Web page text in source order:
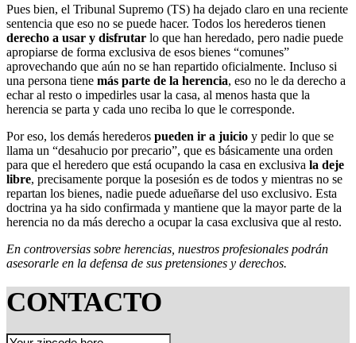
Pues bien, el Tribunal Supremo (TS) ha dejado claro en una reciente
sentencia que eso no se puede hacer. Todos los herederos tienen
derecho a usar y disfrutar lo que han heredado, pero nadie puede
apropiarse de forma exclusiva de esos bienes “comunes”
aprovechando que aún no se han repartido oficialmente. Incluso si
una persona tiene más parte de la herencia, eso no le da derecho a
echar al resto o impedirles usar la casa, al menos hasta que la
herencia se parta y cada uno reciba lo que le corresponde.
Por eso, los demás herederos pueden ir a juicio y pedir lo que se
llama un “desahucio por precario”, que es básicamente una orden
para que el heredero que está ocupando la casa en exclusiva la deje
libre, precisamente porque la posesión es de todos y mientras no se
repartan los bienes, nadie puede adueñarse del uso exclusivo. Esta
doctrina ya ha sido confirmada y mantiene que la mayor parte de la
herencia no da más derecho a ocupar la casa exclusiva que al resto.
En controversias sobre herencias, nuestros profesionales podrán
asesorarle en la defensa de sus pretensiones y derechos.
CONTACTO